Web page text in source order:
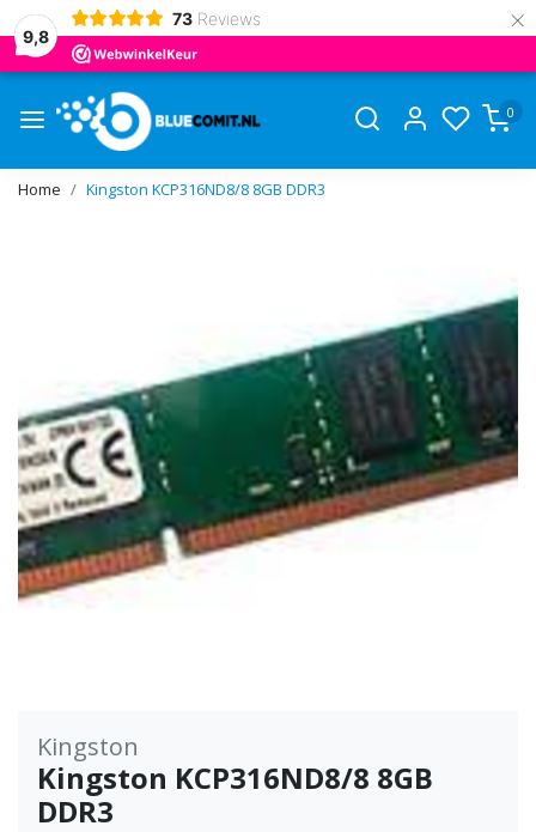
9,8
73 Reviews ×
0
Home Kingston KCP316ND8/8 8GB DDR3
Kingston
Kingston KCP316ND8/8 8GB
DDR3